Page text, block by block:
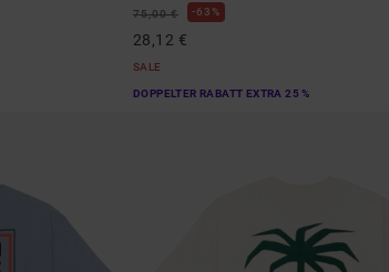
75,00 € 63%
28,12 €
SALE
DOPPELTER RABATT EXTRA 25 %